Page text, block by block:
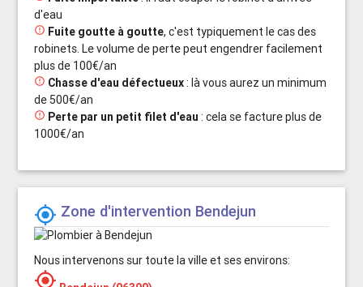
d'eau
 Fuite goutte à goutte, c'est typiquement le cas des
robinets. Le volume de perte peut engendrer facilement
plus de 100€/an
 Chasse d'eau défectueux: là vous aurez un minimum
de 500€/an
 Perte par un petit filet d'eau : cela se facture plus de
1000€/an
 Zone d'intervention Bendejun
Nous intervenons sur toute la ville et ses environs:
